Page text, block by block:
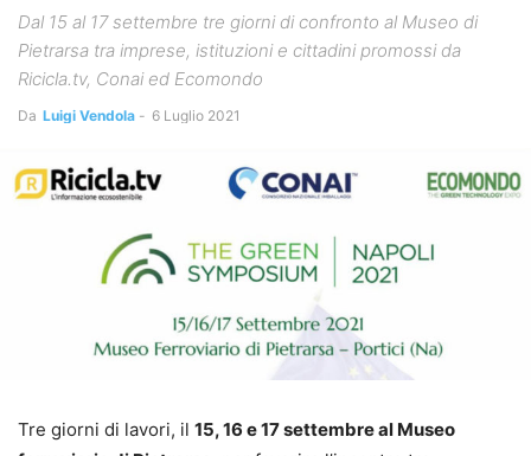
Dal 15 al 17 settembre tre giorni di confronto al Museo di
Pietrarsa tra imprese, istituzioni e cittadini promossi da
Ricicla.tv, Conai ed Ecomondo
Da Luigi Vendola - 6 Luglio 2021
Tre giorni di lavori, il 15, 16 e 17 settembre al Museo